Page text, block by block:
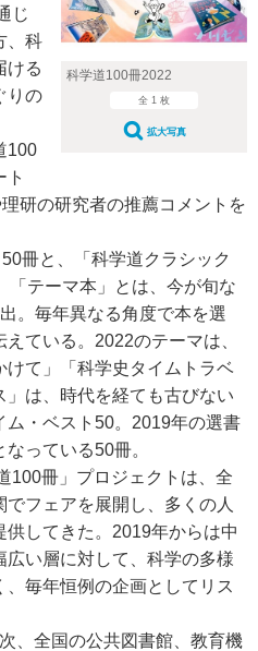
科学道100冊2022
全 1 枚
拡大写真
じ
、科
ける
りの
100
ト
研の研究者の推薦コメントを
冊と、「科学道クラシック
「テーマ本」とは、今が旬な
。毎年異なる角度で本を選
ている。2022のテーマは、
けて」「科学史タイムトラベ
は、時代を経ても古びない
ム・ベスト50。2019年の選書
っている50冊。
冊」プロジェクトは、全
フェアを展開し、多くの人
してきた。2019年からは中
い層に対して、科学の多様
毎年恒例の企画としてリス
、全国の公共図書館、教育機